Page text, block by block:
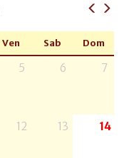
Ven Sab Dom
5 6 7
12 13 14